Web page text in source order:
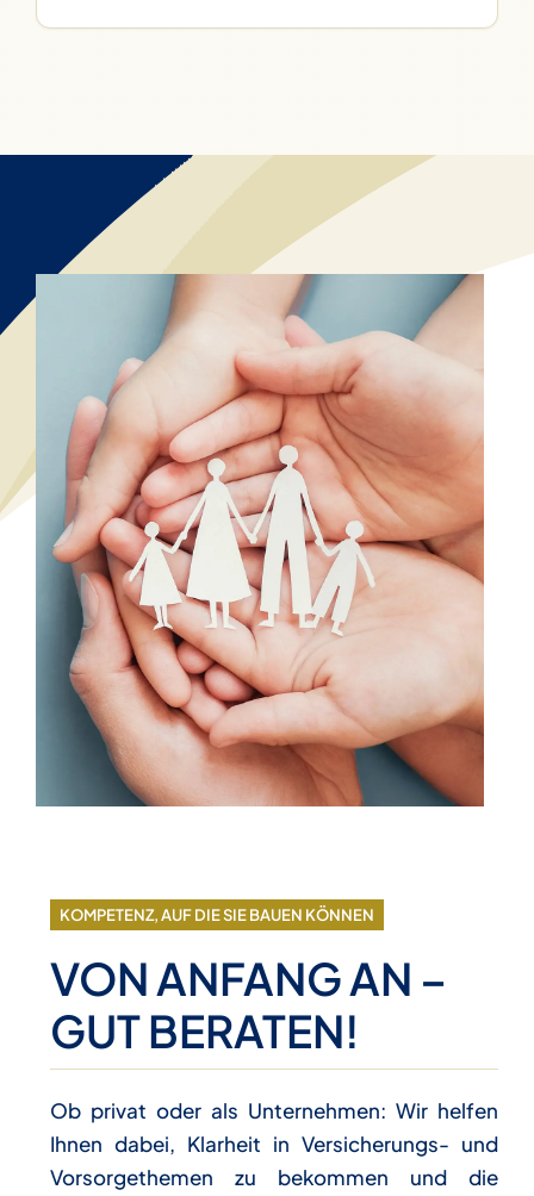
KOMPETENZ, AUF DIE SIE BAUEN KÖNNEN
VON ANFANG AN –
GUT BERATEN!
Ob privat oder als Unternehmen: Wir helfen
Ihnen dabei, Klarheit in Versicherungs- und
Vorsorgethemen zu bekommen und die